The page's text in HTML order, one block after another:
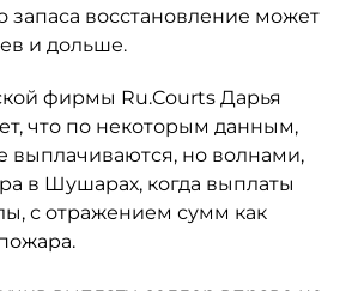
запаса восстановление может
и дольше.
фирмы Ru.Courts Дарья
что по некоторым данным,
выплачиваются, но волнами,
в Шушарах, когда выплаты
с отражением сумм как